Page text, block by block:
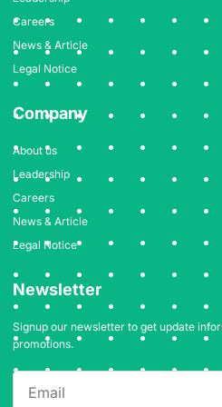
zu
aktuellen
Angeboten
Funktionen.
zeigen,
Plattformen
moderne
Zahlungswege,
attraktive
und
eine
benutzerfreundliche
Erfahrung
miteinander
verbinden.
Wer
Careers
News & Article
Legal Notice
Company
About us
Leadership
Careers
News & Article
Legal Notice
Newsletter
Signup our newsletter to get update
promotions.